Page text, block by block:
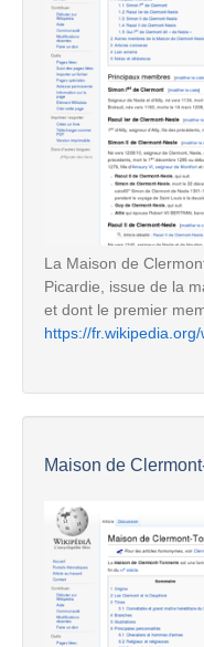
La Maison de
Picardie, issue de la
et dont le premier
https://
Maison de